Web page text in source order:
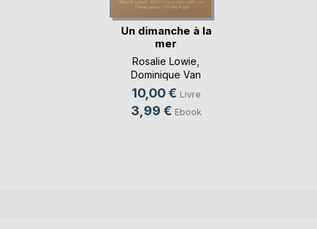
Un dimanche à la
mer
Rosalie Lowie
Dominique Van
Cotthem
10,00 € Livre
3,99 € Ebook